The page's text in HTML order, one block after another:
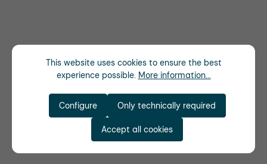
This website uses cookies to ensure the best
experience possible. More information...
Only technically required
Configure
Accept all cookies